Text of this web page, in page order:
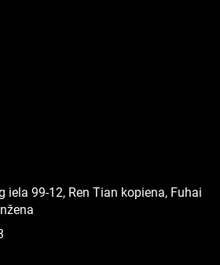
iela 99-12, Ren Tian kopiena, Fuhai